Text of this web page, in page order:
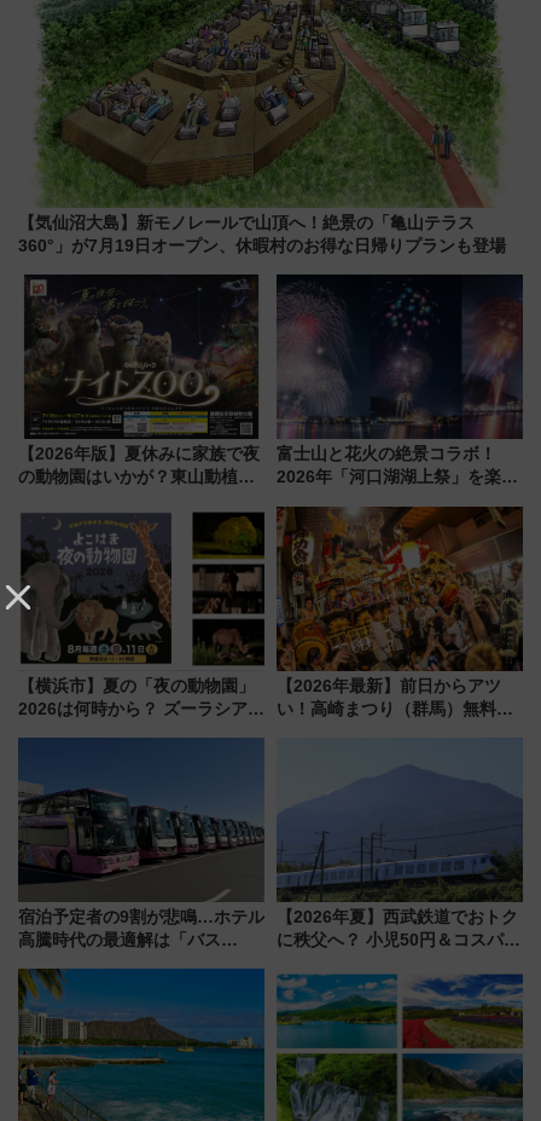
【気仙沼大島】新モノレールで山頂へ！絶景の「亀山テラス
360°」が7月19日オープン、休暇村のお得な日帰りプランも登場
【2026年版】夏休みに家族で夜
の動物園はいかが？東山動植物
ZOO」開催情報
富士山と花火の絶景コラボ！
2026年「河口湖湖上祭」を楽し
ススメ
【横浜市】夏の「夜の動物園」
2026は何時から？ ズーラシア・
解説！
【2026年最新】前日からアツ
い！高崎まつり（群馬）無料観
宿泊予定者の9割が悲鳴…ホテル
高騰時代の最適解は「バス
した、推し活遠征や観光時のリ
アルな懐事情
【2026年夏】西武鉄道でおトク
に秩父へ？ 小児50円＆コスパ最
族旅行！ 深夜の正丸トンネル探
検や特急ラビューも